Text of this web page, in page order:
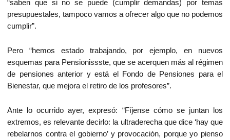
“saben que si no se puede (cumplir demandas) por temas
presupuestales, tampoco vamos a ofrecer algo que no podemos
cumplir”.
Pero “hemos estado trabajando, por ejemplo, en nuevos
esquemas para Pensionissste, que se acerquen más al régimen
de pensiones anterior y está el Fondo de Pensiones para el
Bienestar, que mejora el retiro de los profesores”.
Ante lo ocurrido ayer, expresó: “Fíjense cómo se juntan los
extremos, es relevante decirlo: la ultraderecha que dice ‘hay que
rebelarnos contra el gobierno’ y provocación, porque yo pienso